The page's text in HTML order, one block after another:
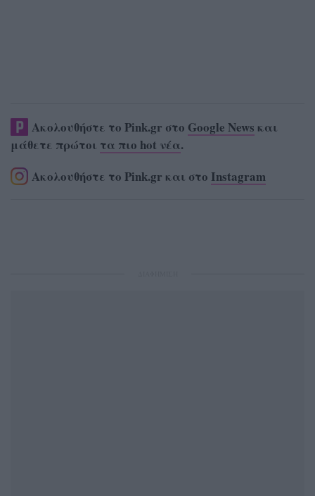
Ακολουθήστε το Pink.gr στο Google News και
μάθετε πρώτοι τα πιο hot νέα.
Ακολουθήστε το Pink.gr και στο Instagram